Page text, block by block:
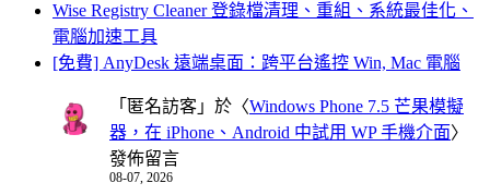
Wise Registry Cleaner 登錄檔清理、重組、系統最佳化、
電腦加速工具
[免費] AnyDesk 遠端桌面：跨平台遙控 Win, Mac 電腦
「 匿名訪客 」於〈Windows Phone 7.5 芒果模擬
器，在 iPhone、Android 中試用 WP 手機介面〉
發佈留言
08-07, 2026